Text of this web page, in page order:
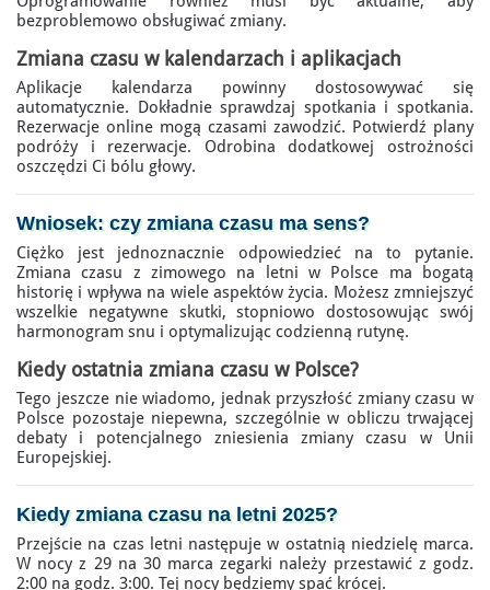
bezproblemowo obsługiwać zmiany.
Zmiana czasu w kalendarzach i aplikacjach
Aplikacje kalendarza powinny dostosowywać się
automatycznie. Dokładnie sprawdzaj spotkania i spotkania.
Rezerwacje online mogą czasami zawodzić. Potwierdź plany
podróży i rezerwacje. Odrobina dodatkowej ostrożności
oszczędzi Ci bólu głowy.
Wniosek: czy zmiana czasu ma sens?
Ciężko jest jednoznacznie odpowiedzieć na to pytanie.
Zmiana czasu z zimowego na letni w Polsce ma bogatą
historię i wpływa na wiele aspektów życia. Możesz zmniejszyć
wszelkie negatywne skutki, stopniowo dostosowując swój
harmonogram snu i optymalizując codzienną rutynę.
Kiedy ostatnia zmiana czasu w Polsce?
Tego jeszcze nie wiadomo, jednak przyszłość zmiany czasu w
Polsce pozostaje niepewna, szczególnie w obliczu trwającej
debaty i potencjalnego zniesienia zmiany czasu w Unii
Europejskiej.
Kiedy zmiana czasu na letni2025?
Przejście na czas letni następuje w ostatnią niedzielę marca.
W nocy z 29 na 30 marca zegarki należy przestawić z godz.
2:00 na godz. 3:00. Tej nocy będziemy spać krócej.